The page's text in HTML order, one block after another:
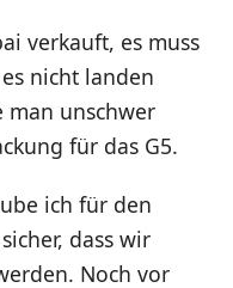
verkauft, es muss
nicht landen
man unschwer
für das G5.
ich für den
dass wir
Noch vor